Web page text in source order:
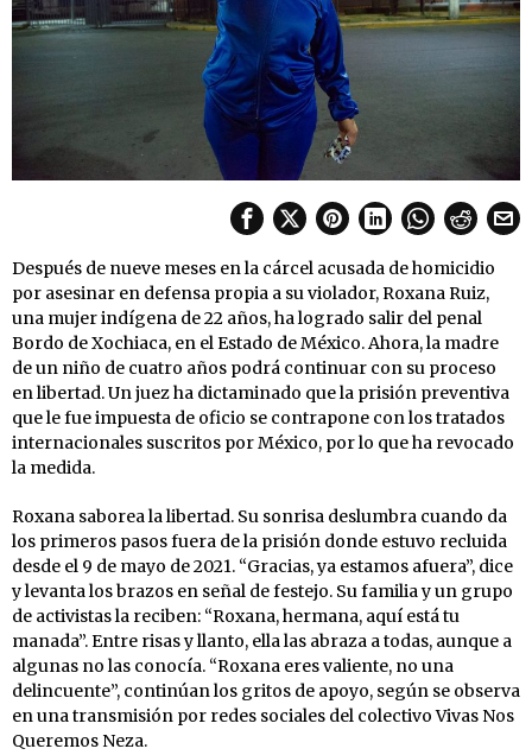
Después de nueve meses en la cárcel acusada de homicidio
por asesinar en defensa propia a su violador, Roxana Ruiz,
una mujer indígena de 22 años, ha logrado salir del penal
Bordo de Xochiaca, en el Estado de México. Ahora, la madre
de un niño de cuatro años podrá continuar con su proceso
en libertad. Un juez ha dictaminado que la prisión preventiva
que le fue impuesta de oficio se contrapone con los tratados
internacionales suscritos por México, por lo que ha revocado
la medida.
Roxana saborea la libertad. Su sonrisa deslumbra cuando da
los primeros pasos fuera de la prisión donde estuvo recluida
desde el 9 de mayo de 2021. “Gracias, ya estamos afuera”, dice
y levanta los brazos en señal de festejo. Su familia y un grupo
de activistas la reciben: “Roxana, hermana, aquí está tu
manada”. Entre risas y llanto, ella las abraza a todas, aunque a
algunas no las conocía. “Roxana eres valiente, no una
delincuente”, continúan los gritos de apoyo, según se observa
en una transmisión por redes sociales del colectivo Vivas Nos
Queremos Neza.